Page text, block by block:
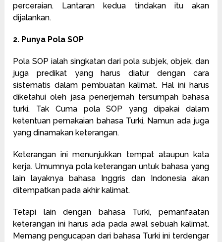
perceraian. Lantaran kedua tindakan itu akan
dijalankan.
2. Punya Pola SOP
Pola SOP ialah singkatan dari pola subjek, objek, dan
juga predikat yang harus diatur dengan cara
sistematis dalam pembuatan kalimat. Hal ini harus
diketahui oleh jasa penerjemah tersumpah bahasa
turki. Tak Cuma pola SOP yang dipakai dalam
ketentuan pemakaian bahasa Turki, Namun ada juga
yang dinamakan keterangan.
Keterangan ini menunjukkan tempat ataupun kata
kerja. Umumnya pola keterangan untuk bahasa yang
lain layaknya bahasa Inggris dan Indonesia akan
ditempatkan pada akhir kalimat.
Tetapi lain dengan bahasa Turki, pemanfaatan
keterangan ini harus ada pada awal sebuah kalimat.
Memang pengucapan dari bahasa Turki ini terdengar